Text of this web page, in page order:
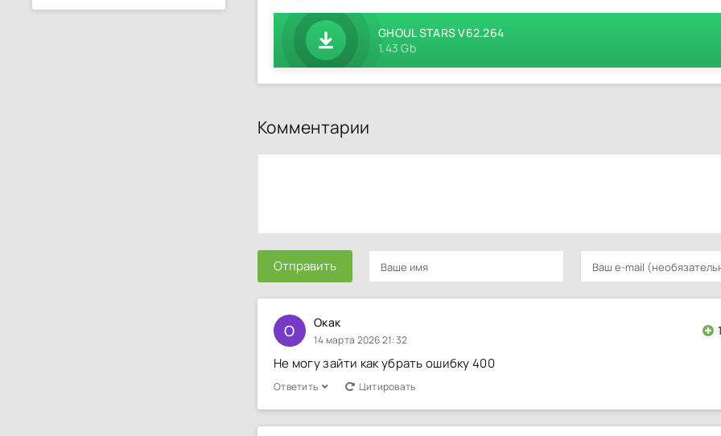
GHOUL STARS V62.264
1.43 Gb
Комментарии
Отправить
О Окак
14 марта 2026 21:32
Не могу зайти как убрать ошибку 400
Ответить Цитировать